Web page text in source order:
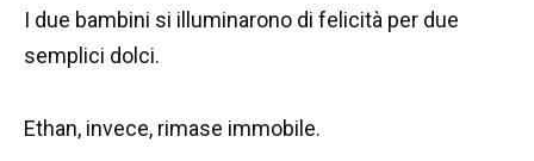
I due bambini si illuminarono di felicità per due
semplici dolci.
Ethan, invece, rimase immobile.